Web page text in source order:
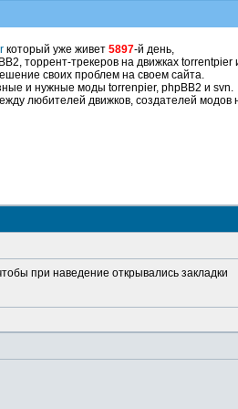
который уже живет 5897-й день,
торрент-трекеров на движках torrentpier
своих проблем на своем сайта.
и нужные моды torrenpier, phpBB2 и svn.
любителей движков, создателей модов
при наведение открывались закладки